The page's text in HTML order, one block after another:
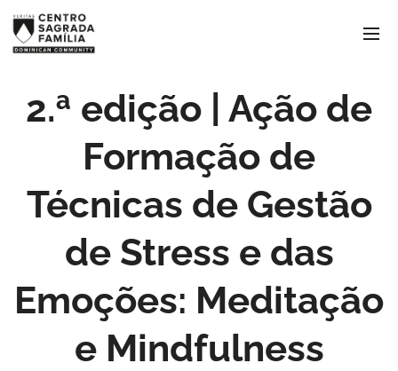
2.ª edição | Ação de
Formação de
Técnicas de Gestão
de Stress e das
Emoções: Meditação
e Mindfulness